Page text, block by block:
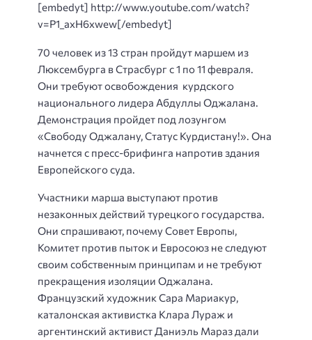
[embedyt] http://www.youtube.com/watch?
v=P1_axH6xwew[/embedyt]
70 человек из 13 стран пройдут маршем из
Люксембурга в Страсбург с 1 по 11 февраля.
Они требуют освобождения курдского
национального лидера Абдуллы Оджалана.
Демонстрация пройдет под лозунгом
«Свободу Оджалану, Статус Курдистану!». Она
начнется с пресс-брифинга напротив здания
Европейского суда.
Участники марша выступают против
незаконных действий турецкого государства.
Они спрашивают, почему Совет Европы,
Комитет против пыток и Евросоюз не следуют
своим собственным принципам и не требуют
прекращения изоляции Оджалана.
Французский художник Сара Мариакур,
каталонская активистка Клара Лураж и
аргентинский активист Даниэль Мараз дали